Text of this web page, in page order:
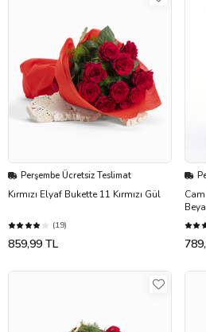
Perşembe Ücretsiz Teslimat
Kırmızı Elyaf Bukette 11 Kırmızı Gül
(19)
859,99 TL